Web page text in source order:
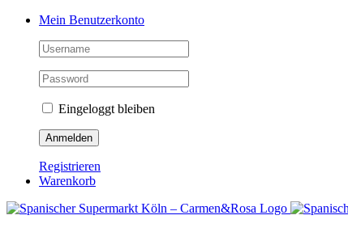
Zum
springen
Facebook
Instagram
Pinterest
Tiktok
YouTubeMein Benutzerkonto
Eingeloggt bleiben
Registrieren
Warenkorb